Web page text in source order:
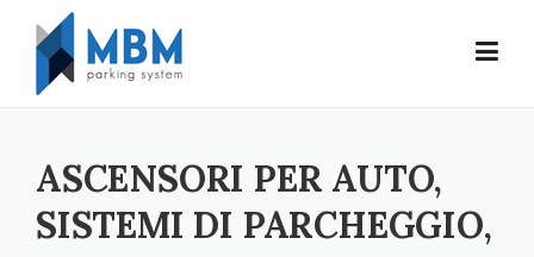
Skip to content
ASCENSORI PER AUTO,
SISTEMI DI PARCHEGGIO,